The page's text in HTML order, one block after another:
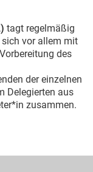
tagt regelmäßig
vor allem mit
des
der einzelnen
Delegierten aus
zusammen.